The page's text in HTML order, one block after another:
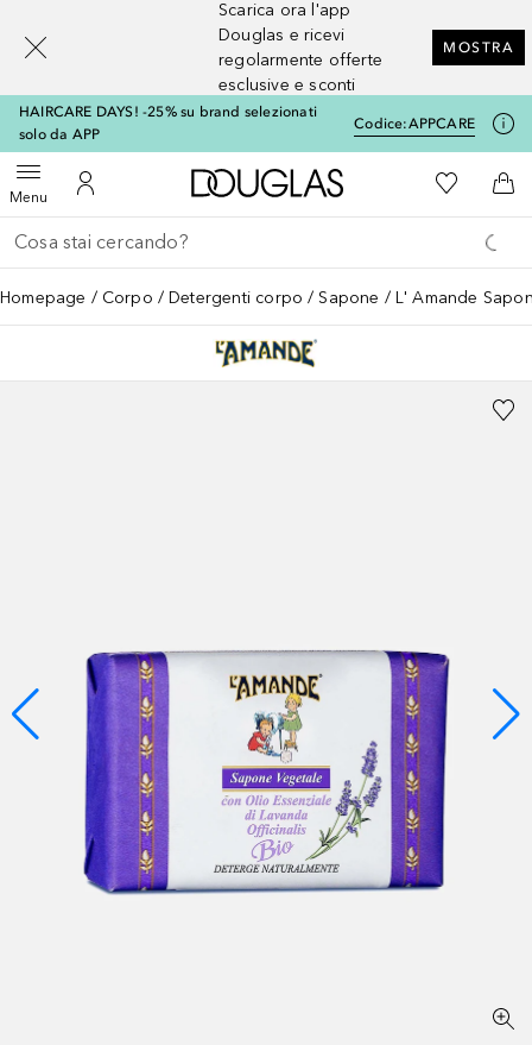
Scarica ora l'app
Douglas e ricevi
regolarmente offerte
esclusive e sconti
MOSTRA
HAIRCARE DAYS! -25% su brand selezionati
solo da APP
Codice:APPCARE
MenuApri menuAl Mio Account
A Douglas HomeAlla Mia
Al
Torna indietro
Esegui ricerca
Homepage Corpo Detergenti corpo Sapone L' Amande
[navigation.slideout.screenreader]